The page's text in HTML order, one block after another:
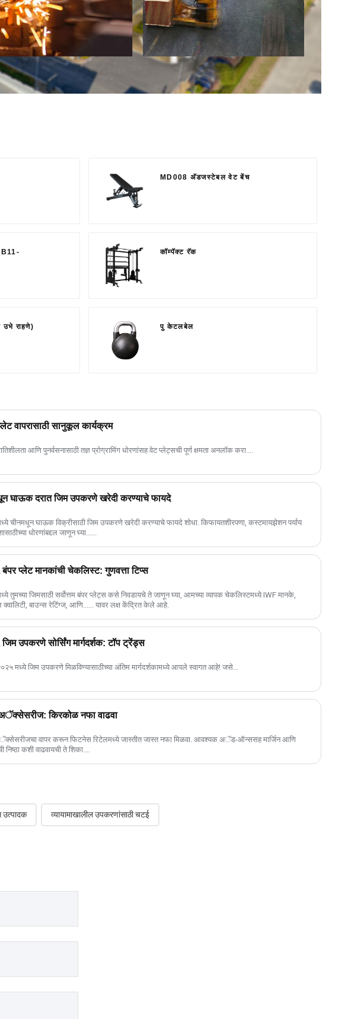
MD008 अ‍ॅडजस्टेबल वेट बेंच
कॉम्पॅक्ट रॅक
उभे राहणे) पु केटलबेल
वापरासाठी सानुकूल कार्यक्रम
आणि पुनर्वसनासाठी तज्ञ प्रोग्रामिंग धोरणांसह वेट प्लेट्सची पूर्ण क्षमता अनलॉक करा....
घाऊक दरात जिम उपकरणे खरेदी करण्याचे फायदे
चीनमधून घाऊक विक्रीसाठी जिम उपकरणे खरेदी करण्याचे फायदे शोधा. किफायतशीरपणा, कस्टमायझेशन पर्याय
धोरणांबद्दल जाणून घ्या......
प्लेट मानकांची चेकलिस्ट: गुणवत्ता टिप्स
तुमच्या जिमसाठी सर्वोत्तम बंपर प्लेट्स कसे निवडायचे ते जाणून घ्या, आमच्या व्यापक चेकलिस्टमध्ये IWF मानके,
क्वालिटी, बाउन्स रेटिंग्ज, आणि...... यावर लक्ष केंद्रित केले आहे.
उपकरणे सोर्सिंग मार्गदर्शक: टॉप ट्रेंड्स
मध्ये जिम उपकरणे मिळविण्यासाठीच्या अंतिम मार्गदर्शकामध्ये आपले स्वागत आहे! जसे...
किरकोळ नफा वाढवा
वापर करून फिटनेस रिटेलमध्ये जास्तीत जास्त नफा मिळवा. आवश्यक अॅड-ऑन्ससह मार्जिन आणि
निष्ठा कशी वाढवायची ते शिका....
उत्पादक व्यायामाखालील उपकरणांसाठी चटई